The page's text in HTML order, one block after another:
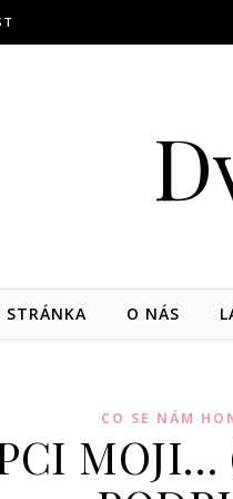
STRÁNKA O NÁS
CO SE NÁM